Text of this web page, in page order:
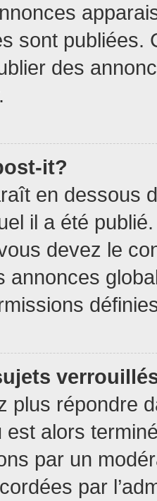
sont publiées.
des
it?
en dessous
il a été
devez le
annonces
plus répondre
est alors
par un
par